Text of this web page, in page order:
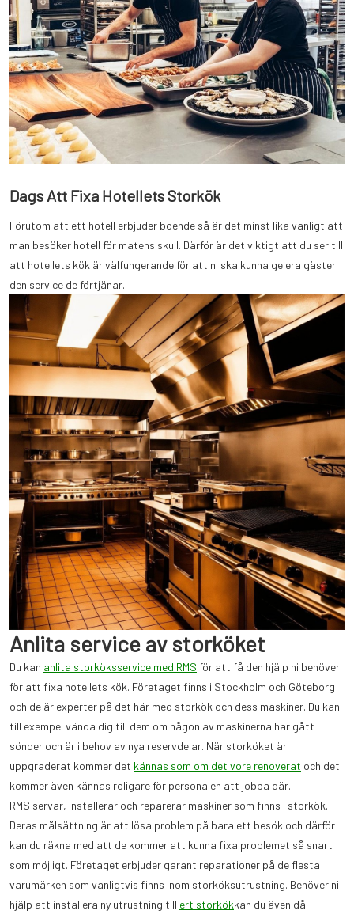
Dags Att Fixa Hotellets Storkök
Förutom att ett hotell erbjuder boende så är det minst lika vanligt att
man besöker hotell för matens skull. Därför är det viktigt att du ser till
att hotellets kök är välfungerande för att ni ska kunna ge era gäster
den service de förtjänar.
Anlita service av storköket
Du kan anlita storköksservice med RMS för att få den hjälp ni behöver
för att fixa hotellets kök. Företaget finns i Stockholm och Göteborg
och de är experter på det här med storkök och dess maskiner. Du kan
till exempel vända dig till dem om någon av maskinerna har gått
sönder och är i behov av nya reservdelar. När storköket är
uppgraderat kommer det kännas som om det vore renoverat och det
kommer även kännas roligare för personalen att jobba där.
RMS servar, installerar och reparerar maskiner som finns i storkök.
Deras målsättning är att lösa problem på bara ett besök och därför
kan du räkna med att de kommer att kunna fixa problemet så snart
som möjligt. Företaget erbjuder garantireparationer på de flesta
varumärken som vanligtvis finns inom storköksutrustning. Behöver ni
hjälp att installera ny utrustning till ert storkökkan du även då